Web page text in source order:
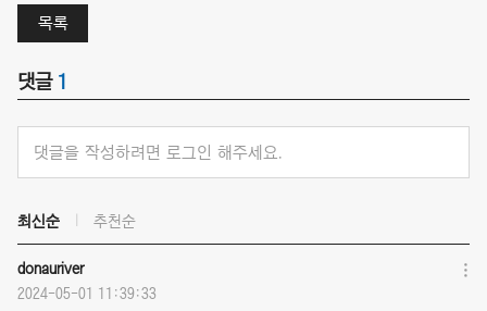
목록
댓글 1
댓글을 작성하려면 로그인 해주세요.
최신순 추천순
donauriver
2024-05-01 11:39:33